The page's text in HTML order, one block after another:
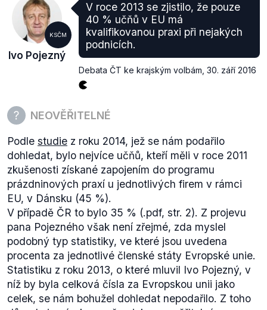
Integrovaná střední škola, Slavkov u Brna, Tyršova
479
Integrovaná střední škola, Sokolnice 496
Střední odborná škola a Střední odborné učiliště
5
strojírenské a elektrotechnické, Brno, Trnkova 113
6
Střední odborná škola průmyslová Edvarda Beneše
a Střední odborné učiliště, Břeclav, nábř.
Komenského 1
7
Střední odborná škola a Střední odborné učiliště -
MŠP, Letovice, Tyršova 500
8
Střední odborná škola a Střední odborné učiliště,
Blansko, Bezručova 33
9
KSČM
Ivo Pojezný
V roce 2013 se zjistilo, že pouze
40 % učňů v EU má
kvalifikovanou praxi při nejakých
podnicích.
Debata ČT ke krajským volbám 30. září 2016
NEOVĚŘITELNÉ
Podle studie z roku 2014, jež se nám podařilo
dohledat, bylo nejvíce učňů, kteří měli v roce 2011
zkušenosti získané zapojením do programu
prázdninových praxí u jednotlivých firem v rámci
EU, v Dánsku (45 %).
V případě ČR to bylo 35 % (.pdf, str. 2). Z projevu
pana Pojezného však není zřejmé, zda myslel
podobný typ statistiky, ve které jsou uvedena
procenta za jednotlivé členské státy Evropské unie.
Statistiku z roku 2013, o které mluvil Ivo Pojezný, v
níž by byla celková čísla za Evropskou unii jako
celek, se nám bohužel dohledat nepodařilo. Z toho